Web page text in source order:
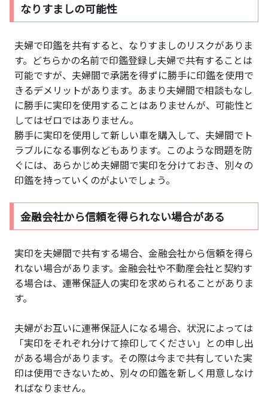
なりすましの可能性
夫婦で印鑑を共有すると、なりすましのリスクがありま
す。どちらかの名前で印鑑登録し夫婦で共有することは
可能ですが、夫婦間で承諾を得ずに勝手に印鑑を使用で
きるデメリットがあります。あまり夫婦間で相談もなし
に勝手に実印を使用することはありませんが、可能性と
してはゼロではありません。
勝手に実印を使用して新しい車を購入して、夫婦間でト
ラブルになる事例などもあります。このような問題を防
ぐには、あらかじめ夫婦間で実印を分けておき、別々の
印鑑を持っていくのがよいでしょう。
金融会社から信頼を得られない場合がある
実印を夫婦間で共有する場合、金融会社から信頼を得ら
れない場合があります。金融会社や不動産会社と契約す
る場合は、連帯保証人の実印を求められることがありま
す。
夫婦がお互いに連帯保証人になる場合、状況によっては
「実印をそれぞれ分けて捺印してください」との申し出
がある場合があります。その際は今まで共有していた実
印は使用できないため、別々の印鑑を新しく用意しなけ
ればなりません。